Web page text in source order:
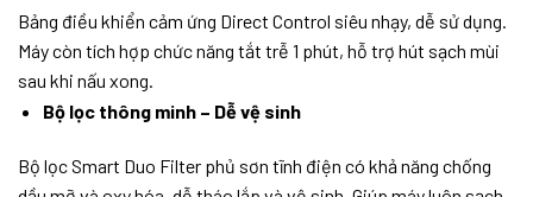
Bảng điều khiển cảm ứng Direct Control siêu nhạy, dễ sử dụng.
Máy còn tích hợp chức năng tắt trễ 1 phút, hỗ trợ hút sạch mùi
sau khi nấu xong.
Bộ lọc thông minh – Dễ vệ sinh
Bộ lọc Smart Duo Filter phủ sơn tĩnh điện có khả năng chống